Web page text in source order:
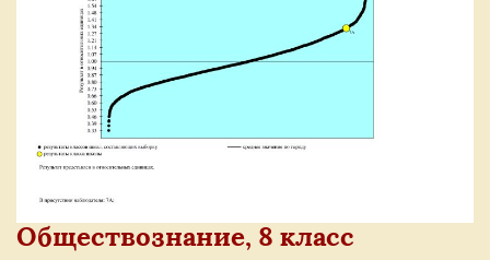
Обществознание, 8 класс